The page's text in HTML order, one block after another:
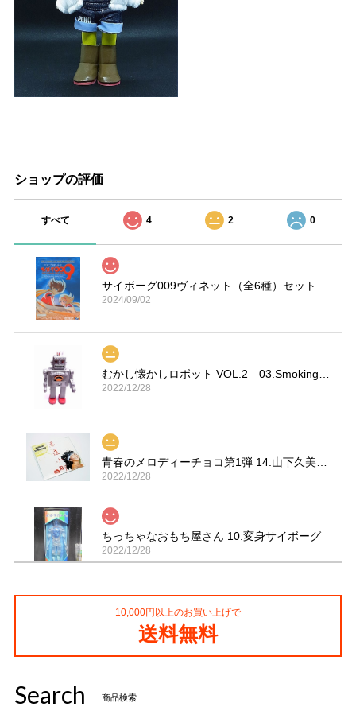
ショップの評価
すべて 4 2 0
サイボーグ009ヴィネット（全6種）セット
2024/09/02
2022/12/28
2022/12/28
ちっちゃなおもち屋さん 10.変身サイボーグ
2022/12/28
2021/11/13
10,000円以上のお買い上げで
送料無料
Search 商品検索